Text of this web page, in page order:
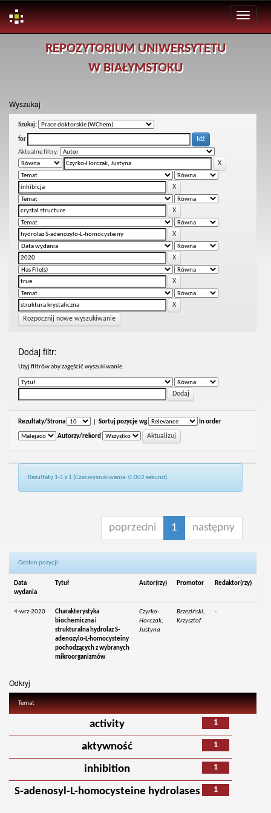
REPOZYTORIUM UNIWERSYTETU
W BIAŁYMSTOKU
Wyszukaj
Szukaj:
for
Aktualne filtry:
Rozpocznij nowe wyszukiwanie
Dodaj filtr:
Uzyj filtrów aby zagęścić wyszukiwanie.
Rezultaty/Strona Sortuj pozycje wg In order
Autorzy/rekord
Rezultaty 1-1 z 1 (Czas wyszukiwania: 0.002 sekund).
poprzedni 1 następny
Odsłon pozycji:
Data
wydania
Tytuł Autor(rzy) Promotor Redaktor(rzy)
4-wrz-2020
Charakterystyka
biochemiczna i
strukturalna hydrolaz S-
adenozylo-L-homocysteiny
pochodzących z wybranych
mikroorganizmów
Czyrko-
Horczak,
Justyna
Brzeziński,
Krzysztof
-
Odkryj
Temat
1
activity
1
aktywność
1
inhibition
1
S-adenosyl-L-homocysteine hydrolases